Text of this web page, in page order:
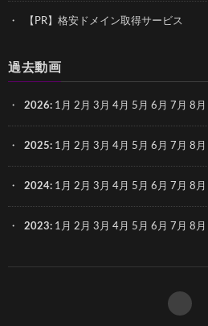
【PR】格安ドメイン取得サービス
過去動画
2026: 1月 2月 3月 4月 5月 6月 7月 8月
2025: 1月 2月 3月 4月 5月 6月 7月 8月
2024: 1月 2月 3月 4月 5月 6月 7月 8月
2023: 1月 2月 3月 4月 5月 6月 7月 8月